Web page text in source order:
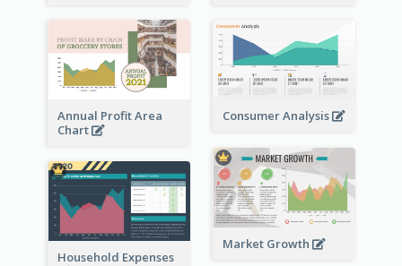
Annual Profit Area
Chart
Consumer Analysis
Market Growth
Household Expenses